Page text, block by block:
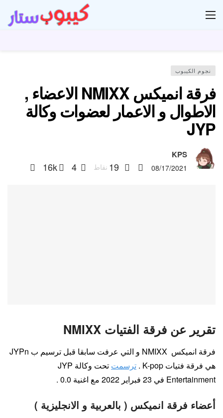
نجوم الكيبوب
فرقة انميكس NMIXX الاعضاء ,
الاطوال و الاعمار لعضوات وكالة
JYP
KPS
08/17/2021
19 نقاط 4
16k
تقرير عن فرقة الفتيات NMIXX
فرقة انميكس NMIXX و التي عرفت سابقا قبل ترسيم ب JYPn
هي فرقة فتيات K-pop .
ترسمت
تحت وكالة JYP
Entertainment في 23 فبراير 2022 مع اغنية 0.0 .
أعضاء فرقة انميكس ( بالعربية و الانجليزية )